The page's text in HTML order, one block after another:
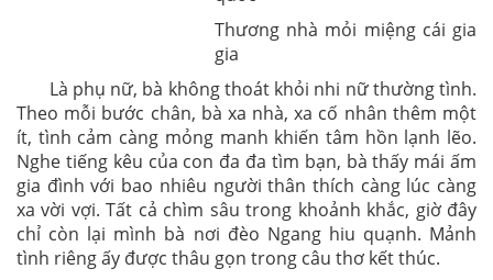
Thương nhà mỏi miệng cái gia
gia
Là phụ nữ, bà không thoát khỏi nhi nữ thường tình.
Theo mỗi bước chân, bà xa nhà, xa cố nhân thêm một
ít, tình cảm càng mỏng manh khiến tâm hồn lạnh lẽo.
Nghe tiếng kêu của con đa đa tìm bạn, bà thấy mái ấm
gia đình với bao nhiêu người thân thích càng lúc càng
xa vời vợi. Tất cả chìm sâu trong khoảnh khắc, giờ đây
chỉ còn lại mình bà nơi đèo Ngang hiu quạnh. Mảnh
tình riêng ấy được thâu gọn trong câu thơ kết thúc.